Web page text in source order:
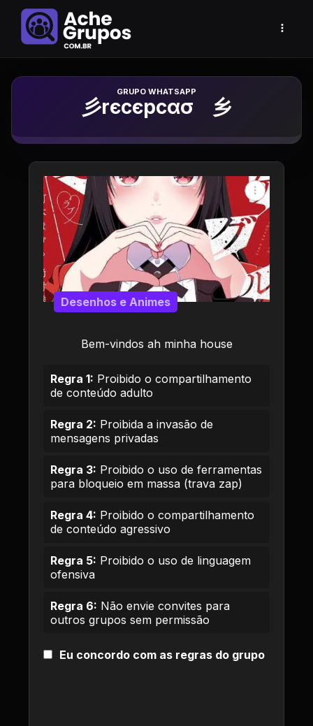
Grupo de Whatsapp
彡rєcєpcασﾠ乡
Bem-vindos ah minha house
Desenhos e Animes
Regra 1: Proibido o compartilhamento
de conteúdo adulto
Regra 2: Proibida a invasão de
mensagens privadas
Regra 3: Proibido o uso de ferramentas
para bloqueio em massa (trava zap)
Regra 4: Proibido o compartilhamento
de conteúdo agressivo
Regra 5: Proibido o uso de linguagem
ofensiva
Regra 6: Não envie convites para
outros grupos sem permissão
Eu concordo com as regras do grupo